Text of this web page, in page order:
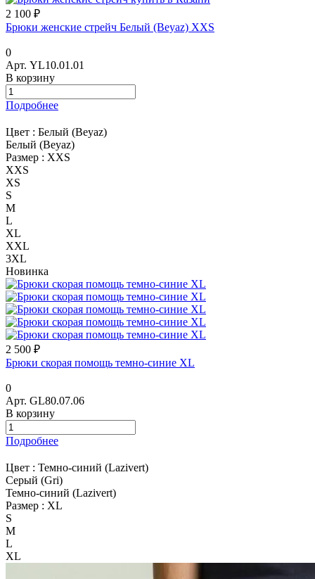
2 100 ₽
Брюки женские стрейч Белый (Beyaz) XXS
0
Арт. YL10.01.01
В корзину
Подробнее
Цвет : Белый (Beyaz)
Белый (Beyaz)
Размер : XXS
XXS
XS
S
M
L
XL
XXL
3XL
Новинка
2 500 ₽
Брюки скорая помощь темно-синие XL
0
Арт. GL80.07.06
В корзину
Подробнее
Цвет : Темно-синий (Lazivert)
Серый (Gri)
Темно-синий (Lazivert)
Размер : XL
S
M
L
XL